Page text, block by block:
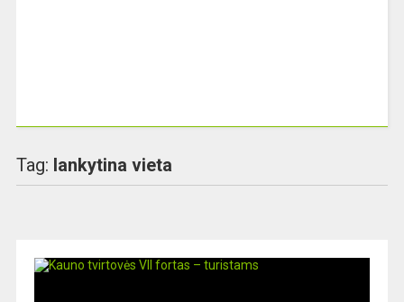
Tag: lankytina vieta